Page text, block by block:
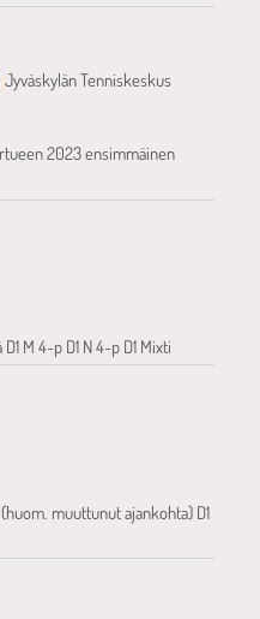
Jyväskylän Tenniskeskus
2023 ensimmäinen
M 4-p D1 N 4-p D1 Mixti
muuttunut ajankohta) D1